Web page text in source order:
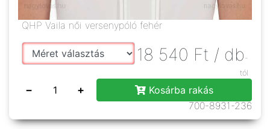
QHP Vaila női versenypóló fehér
18 540 Ft / db -
tól
− +
Kosárba rakás
700-8931-236